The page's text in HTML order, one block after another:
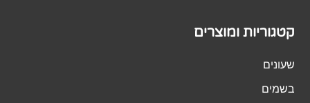
קטגוריות ומוצרים
שעונים
בשמים